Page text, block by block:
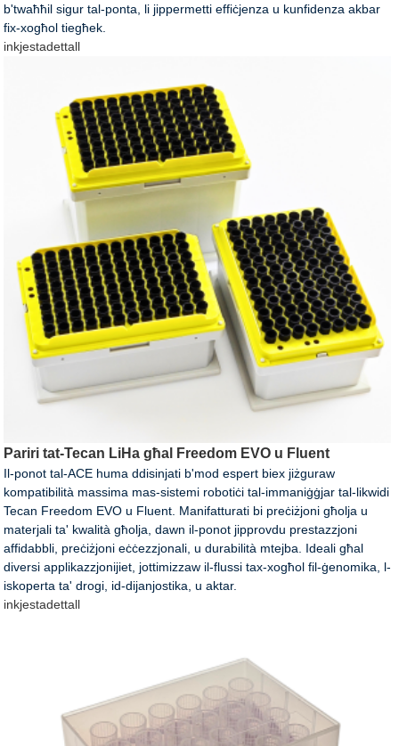
b'twaħħil sigur tal-ponta, li jippermetti effiċjenza u kunfidenza akbar
fix-xogħol tiegħek.
inkjestadettall
Pariri tat-Tecan LiHa għal Freedom EVO u Fluent
Il-ponot tal-ACE huma ddisinjati b'mod espert biex jiżguraw
kompatibilità massima mas-sistemi robotiċi tal-immaniġġjar tal-likwidi
Tecan Freedom EVO u Fluent. Manifatturati bi preċiżjoni għolja u
materjali ta' kwalità għolja, dawn il-ponot jipprovdu prestazzjoni
affidabbli, preċiżjoni eċċezzjonali, u durabilità mtejba. Ideali għal
diversi applikazzjonijiet, jottimizzaw il-flussi tax-xogħol fil-ġenomika, l-
iskoperta ta' drogi, id-dijanjostika, u aktar.
inkjestadettall